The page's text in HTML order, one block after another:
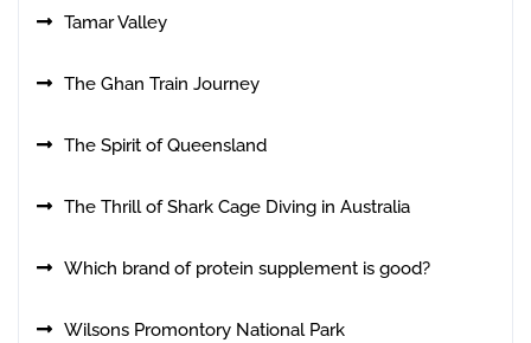
Tamar Valley
The Ghan Train Journey
The Spirit of Queensland
The Thrill of Shark Cage Diving in Australia
Which brand of protein supplement is good?
Wilsons Promontory National Park